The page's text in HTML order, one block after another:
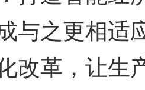
与之更相适
改革，让生